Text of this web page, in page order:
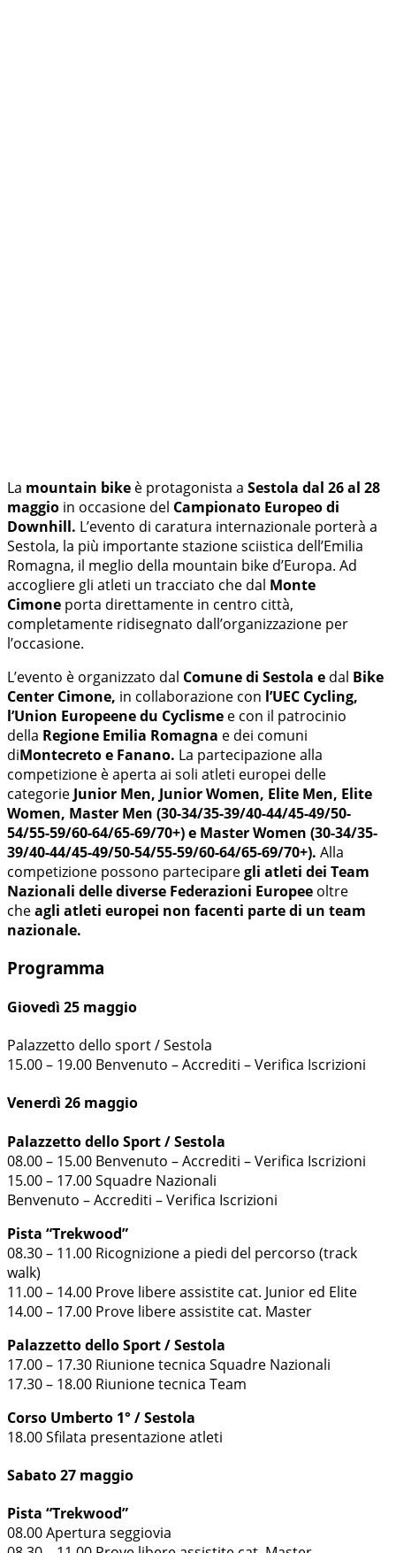
La mountain bike è protagonista a Sestola dal 26 al 28
maggio in occasione del Campionato Europeo di
Downhill. L’evento di caratura internazionale porterà a
Sestola, la più importante stazione sciistica dell’Emilia
Romagna, il meglio della mountain bike d’Europa. Ad
accogliere gli atleti un tracciato che dal Monte
Cimone porta direttamente in centro città,
completamente ridisegnato dall’organizzazione per
l’occasione.
L’evento è organizzato dal Comune di Sestola e dal Bike
Center Cimone, in collaborazione con l’UEC Cycling,
l’Union Europeene du Cyclisme e con il patrocinio
della Regione Emilia Romagna e dei comuni
diMontecreto e Fanano. La partecipazione alla
competizione è aperta ai soli atleti europei delle
categorie Junior Men, Junior Women, Elite Men, Elite
Women, Master Men (30-34/35-39/40-44/45-49/50-
54/55-59/60-64/65-69/70+) e Master Women (30-34/35-
39/40-44/45-49/50-54/55-59/60-64/65-69/70+). Alla
competizione possono parteciparegli atleti dei Team
Nazionali delle diverse Federazioni Europee oltre
cheagli atleti europei non facenti parte di un team
nazionale.
Programma
Giovedì 25 maggio
Palazzetto dello sport / Sestola
15.00 – 19.00 Benvenuto – Accrediti – Verifica Iscrizioni
Venerdì 26 maggio
Palazzetto dello Sport / Sestola
08.00 – 15.00 Benvenuto – Accrediti – Verifica Iscrizioni
15.00 – 17.00 Squadre Nazionali
Benvenuto – Accrediti – Verifica Iscrizioni
Pista “Trekwood”
08.30 – 11.00 Ricognizione a piedi del percorso (track
walk)
11.00 – 14.00 Prove libere assistite cat. Junior ed Elite
14.00 – 17.00 Prove libere assistite cat. Master
Palazzetto dello Sport / Sestola
17.00 – 17.30 Riunione tecnica Squadre Nazionali
17.30 – 18.00 Riunione tecnica Team
Corso Umberto 1° / Sestola
18.00 Sfilata presentazione atleti
Sabato 27 maggio
Pista “Trekwood”
08.00 Apertura seggiovia